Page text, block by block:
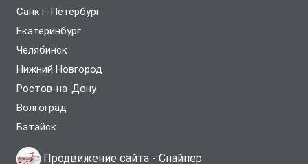
Санкт-Петербург
Екатеринбург
Челябинск
Нижний Новгород
Ростов-на-Дону
Волгоград
Батайск
Продвижение сайта - Снайпер